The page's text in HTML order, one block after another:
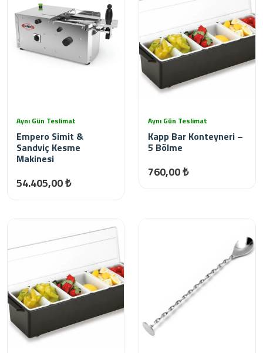
Aynı Gün Teslimat
Empero Simit &
Sandviç Kesme
Makinesi
54.405,00 ₺
Aynı Gün Teslimat
Kapp Bar Konteyneri –
5 Bölme
760,00 ₺